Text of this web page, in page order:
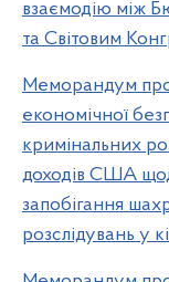
взаємодію між
та Світовим
Меморандум
економічної
кримінальних
доходів США
запобігання
розслідувань у